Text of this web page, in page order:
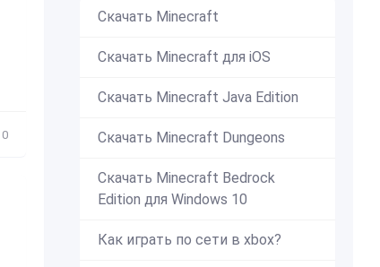
0
Скачать Minecraft
Скачать Minecraft для iOS
Скачать Minecraft Java Edition
Скачать Minecraft Dungeons
Скачать Minecraft Bedrock
Edition для Windows 10
Как играть по сети в xbox?